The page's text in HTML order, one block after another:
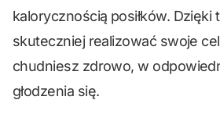
kalorycznością posiłków. Dzięki
skuteczniej realizować swoje
chudniesz zdrowo, w
głodzenia się.